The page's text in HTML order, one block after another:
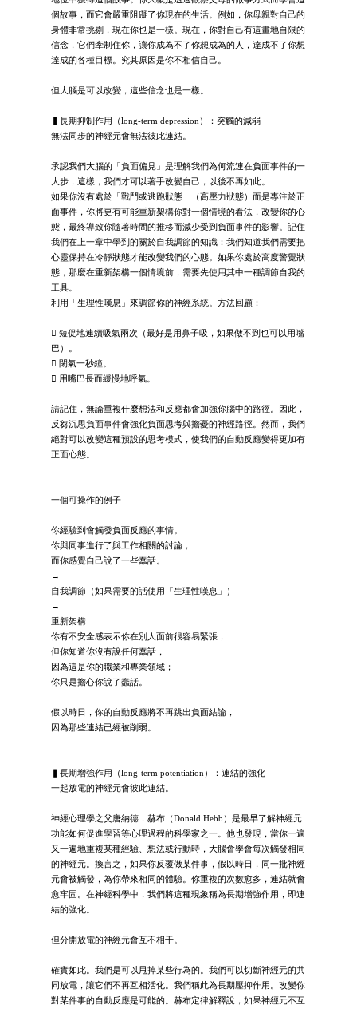
個故事，而它會嚴重阻礙了你現在的生活。例如，你母親對自己的
身體非常挑剔，現在你也是一樣。現在，你對自己有這畫地自限的
信念，它們牽制住你，讓你成為不了你想成為的人，達成不了你想
達成的各種目標。究其原因是你不相信自己。
但大腦是可以改變，這些信念也是一樣。
▍長期抑制作用（long-term depression）：突觸的減弱
無法同步的神經元會無法彼此連結。
承認我們大腦的「負面偏見」是理解我們為何流連在負面事件的一
大步，這樣，我們才可以著手改變自己，以後不再如此。
如果你沒有處於「戰鬥或逃跑狀態」（高壓力狀態）而是專注於正
面事件，你將更有可能重新架構你對一個情境的看法，改變你的心
態，最終導致你隨著時間的推移而減少受到負面事件的影響。記住
我們在上一章中學到的關於自我調節的知識：我們知道我們需要把
心靈保持在冷靜狀態才能改變我們的心態。如果你處於高度警覺狀
態，那麼在重新架構一個情境前，需要先使用其中一種調節自我的
工具。
利用「生理性嘆息」來調節你的神經系統。方法回顧：
 短促地連續吸氣兩次（最好是用鼻子吸，如果做不到也可以用嘴
巴）。
 閉氣一秒鐘。
 用嘴巴長而緩慢地呼氣。
請記住，無論重複什麼想法和反應都會加強你腦中的路徑。因此，
反芻沉思負面事件會強化負面思考與擔憂的神經路徑。然而，我們
絕對可以改變這種預設的思考模式，使我們的自動反應變得更加有
正面心態。
一個可操作的例子
你經驗到會觸發負面反應的事情。
你與同事進行了與工作相關的討論，
而你感覺自己說了一些蠢話。
→
自我調節（如果需要的話使用「生理性嘆息」）
→
重新架構
你有不安全感表示你在別人面前很容易緊張，
但你知道你沒有說任何蠢話，
因為這是你的職業和專業領域；
你只是擔心你說了蠢話。
假以時日，你的自動反應將不再跳出負面結論，
因為那些連結已經被削弱。
▍長期增強作用（long-term potentiation）：連結的強化
一起放電的神經元會彼此連結。
神經心理學之父唐納德．赫布（Donald Hebb）是最早了解神經元
功能如何促進學習等心理過程的科學家之一。他也發現，當你一遍
又一遍地重複某種經驗、想法或行動時，大腦會學會每次觸發相同
的神經元。換言之，如果你反覆做某件事，假以時日，同一批神經
元會被觸發，為你帶來相同的體驗。你重複的次數愈多，連結就會
愈牢固。在神經科學中，我們將這種現象稱為長期增強作用，即連
結的強化。
但分開放電的神經元會互不相干。
確實如此。我們是可以甩掉某些行為的。我們可以切斷神經元的共
同放電，讓它們不再互相活化。我們稱此為長期壓抑作用。改變你
對某件事的自動反應是可能的。赫布定律解釋說，如果神經元不互